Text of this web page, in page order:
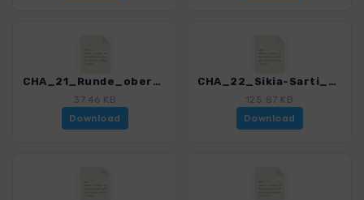
CHA_21_Runde_oberhalb_von_Sikia_0274_1.gpx
37.46 KB
Download
CHA_22_Sikia-Sarti_0274_1.gpx
125.87 KB
Download